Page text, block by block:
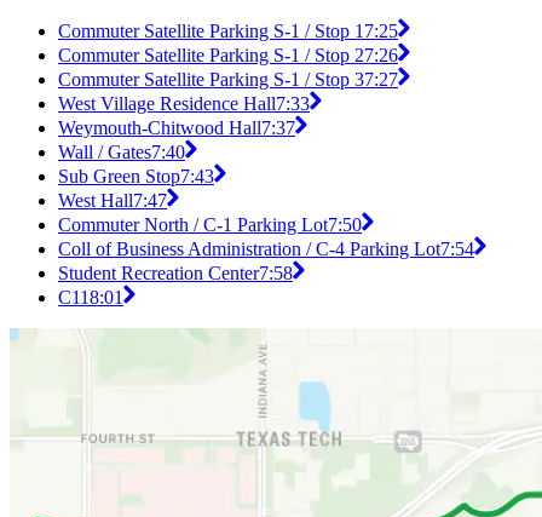
Commuter Satellite Parking S-1 / Stop 1 7:25
Commuter Satellite Parking S-1 / Stop 27:26
Commuter Satellite Parking S-1 / Stop 37:27
West Village Residence Hall7:33
Weymouth-Chitwood Hall7:37
Wall / Gates7:40
Sub Green Stop7:43
West Hall7:47
Commuter North / C-1 Parking Lot7:50
Coll of Business Administration / C-4 Parking Lot7:54
Student Recreation Center7:58
C118:01